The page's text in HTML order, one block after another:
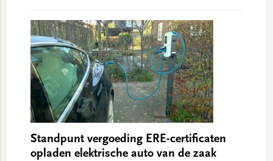
Standpunt vergoeding ERE-certificaten
opladen elektrische auto van de zaak